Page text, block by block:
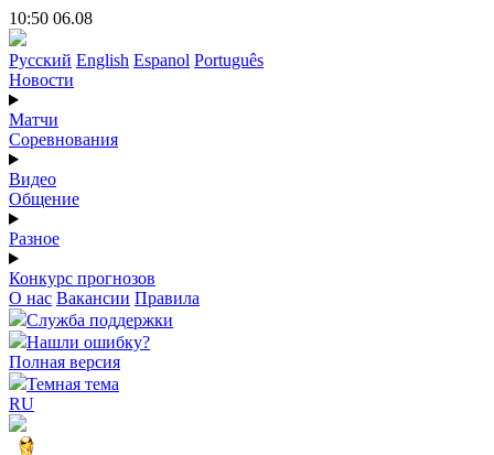
10:50 06.08
Русский English Espanol Português
Новости
Матчи
Соревнования
Видео
Общение
Разное
Конкурс прогнозов
О нас Вакансии Правила
Служба поддержки
Нашли ошибку?
Полная версия
Темная тема
RU